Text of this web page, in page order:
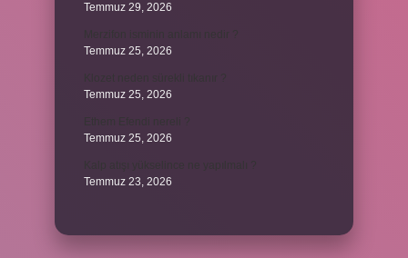
Temmuz 29, 2026
Temmuz 25, 2026
Temmuz 25, 2026
Temmuz 25, 2026
Temmuz 23, 2026